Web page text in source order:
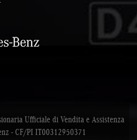
Ufficiale di Vendita e Assistenza
- CF/PI IT00312950371